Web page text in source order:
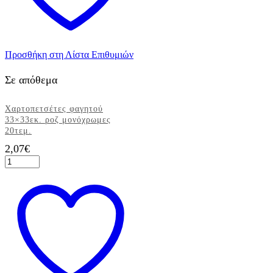
Προσθήκη στη Λίστα Επιθυμιών
Σε απόθεμα
Χαρτοπετσέτες φαγητού
33×33εκ. ροζ μονόχρωμες
20τεμ.
2,07€
Χαρτοπετσέτες
φαγητού
μονόχρωμες
20τεμ.
ποσότητα